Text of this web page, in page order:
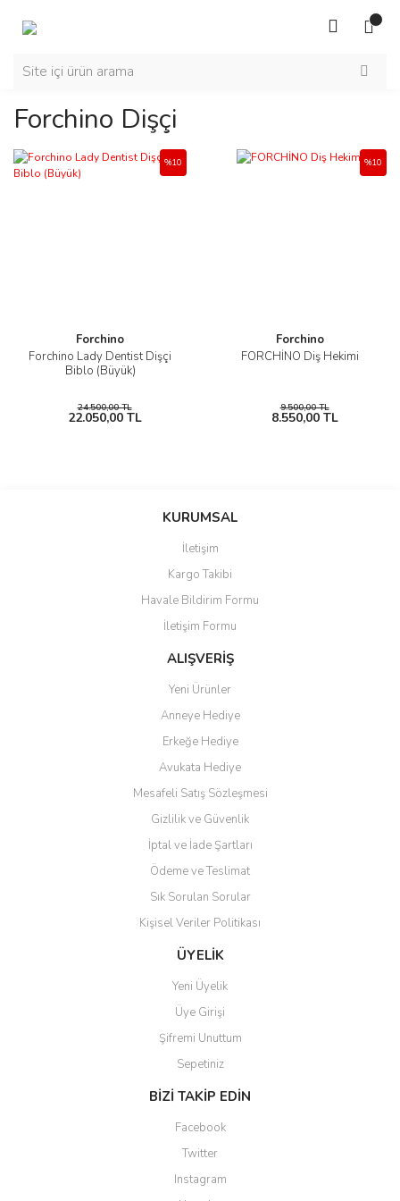
Forchino Dişçi
Forchino
Forchino Lady Dentist Dişçi
Biblo (Büyük)
%10
24.500,00 TL
22.050,00 TL
Forchino
FORCHİNO Diş Hekimi
%10
9.500,00 TL
8.550,00 TL
KURUMSAL
İletişim
Kargo Takibi
Havale Bildirim Formu
İletişim Formu
ALIŞVERİŞ
Yeni Ürünler
Anneye Hediye
Erkeğe Hediye
Avukata Hediye
Mesafeli Satış Sözleşmesi
Gizlilik ve Güvenlik
İptal ve İade Şartları
Ödeme ve Teslimat
Sık Sorulan Sorular
Kişisel Veriler Politikası
ÜYELİK
Yeni Üyelik
Üye Girişi
Şifremi Unuttum
Sepetiniz
BİZİ TAKİP EDİN
Facebook
Twitter
Instagram